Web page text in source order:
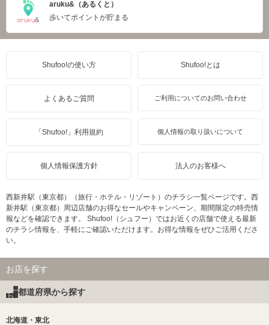
aruku&（あるくと）
歩いてポイントが貯まる
Shufoo!の使い方 Shufoo!とは
よくあるご質問 ご利用についてのお問い合わせ
「Shufoo!」利用規約 個人情報の取り扱いについて
個人情報保護方針 法人のお客様へ
西新井駅（東京都）（旅行・ホテル・リゾート）のチラシ一覧ページです。西
新井駅（東京都）周辺店舗のお得なセールやキャンペーン、期間限定の特売情
報などを確認できます。 Shufoo!（シュフー）ではお近くの店舗で使える最新
のチラシ情報を、手軽にご確認いただけます。お得な情報をぜひご活用くださ
い。
お店を探す
都道府県から探す
北海道・東北